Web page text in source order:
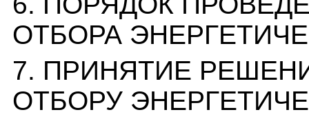
ОТБОРА
7. ПРИНЯТИЕ
ОТБОРУ